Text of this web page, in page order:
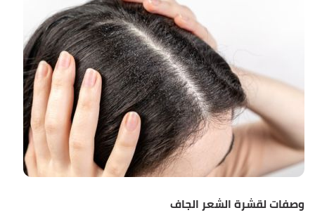
وصفات لقشرة الشعر الجاف